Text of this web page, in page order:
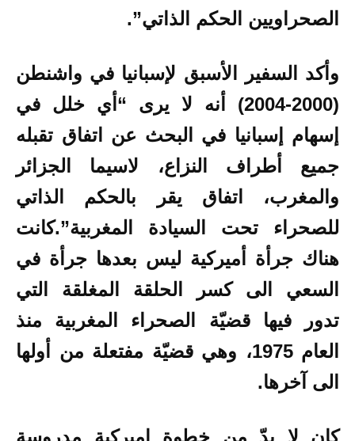
الصحراويين الحكم الذاتي”.
وأكد السفير الأسبق لإسبانيا في واشنطن
(2000-2004) أنه لا يرى “أي خلل في
إسهام إسبانيا في البحث عن اتفاق تقبله
جميع أطراف النزاع، لاسيما الجزائر
والمغرب، اتفاق يقر بالحكم الذاتي
للصحراء تحت السيادة المغربية”.كانت
هناك جرأة أميركية ليس بعدها جرأة في
السعي الى كسر الحلقة المغلقة التي
تدور فيها قضيّة الصحراء المغربية منذ
العام 1975، وهي قضيّة مفتعلة من أولها
الى آخرها.